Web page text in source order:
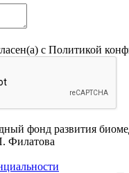
с Политикой
фонд развития
Филатова